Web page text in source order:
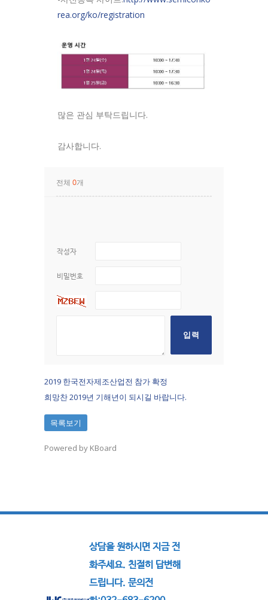
rea.org/ko/registration
많은 관심 부탁드립니다.
감사합니다.
전체 0개
작성자
비밀번호
2019 한국전자제조산업전 참가 확정
희망찬 2019년 기해년이 되시길 바랍니다.
목록보기
Powered by KBoard
상담을 원하시면 지금 전
화주세요. 친절히 답변해
드립니다. 문의전